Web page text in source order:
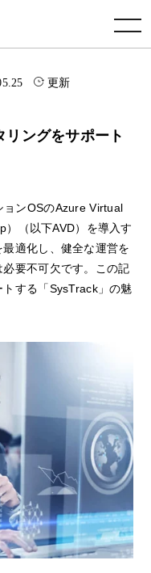
toggle navigation
更新
ングをサポート
ョンOSのAzure Virtual
（以下AVD）を導入す
適化し、健全な運営を
要不可欠です。この記
する「SysTrack」の魅